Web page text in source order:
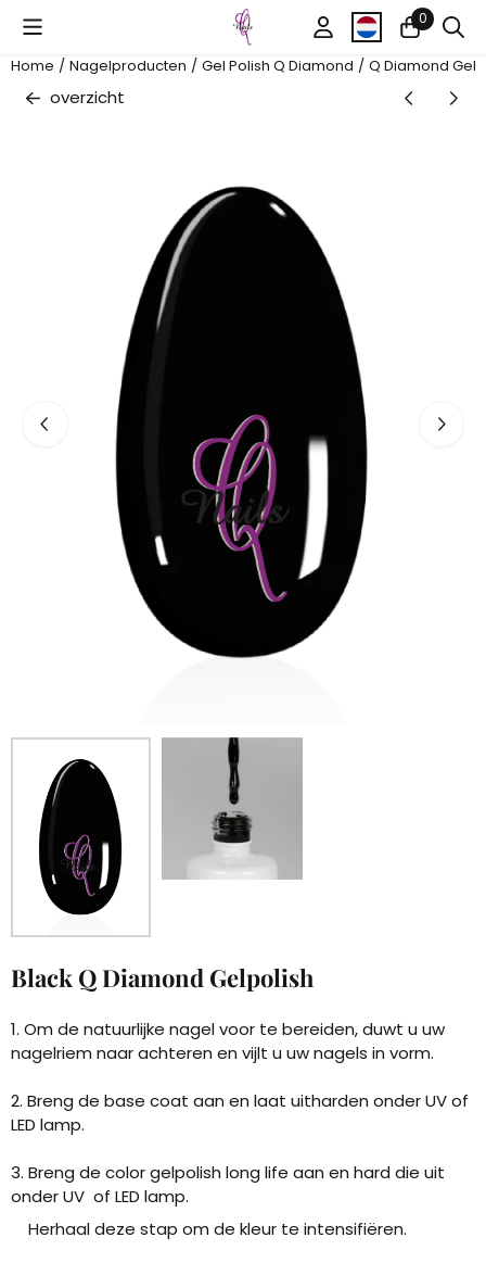
Cookievoorkeuren zijn beschikbaar. Kies instellingen of sta
0
Home / Nagelproducten / Gel Polish Q Diamond / Q Diamond Gel
overzicht
Black Q Diamond Gelpolish
1. Om de natuurlijke nagel voor te bereiden, duwt u uw
nagelriem naar achteren en vijlt u uw nagels in vorm.
2. Breng de base coat aan en laat uitharden onder UV of
LED lamp.
3. Breng de color gelpolish long life aan en hard die uit
onder UV of LED lamp.
Herhaal deze stap om de kleur te intensifiëren.